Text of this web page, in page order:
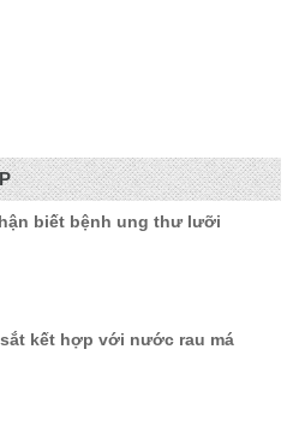
biết bệnh ung thư lưỡi
kết hợp với nước rau má